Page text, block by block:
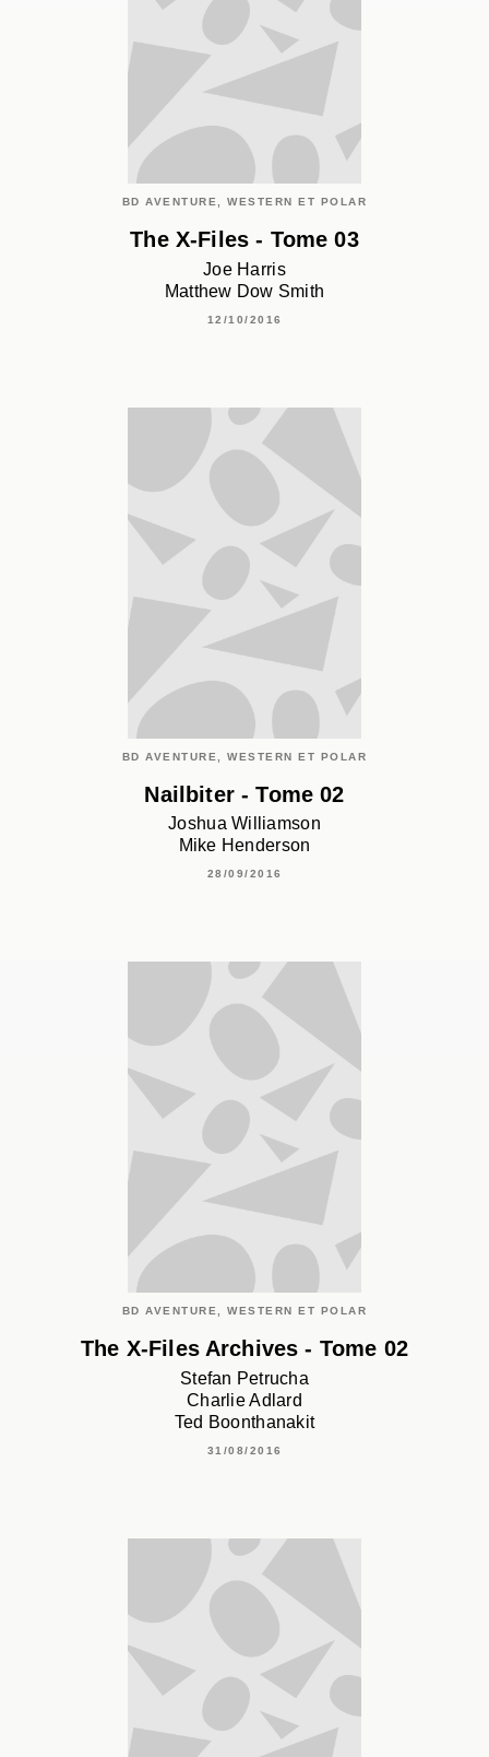
BD AVENTURE, WESTERN ET POLAR
The X-Files - Tome 03
Joe Harris
Matthew Dow Smith
12/10/2016
BD AVENTURE, WESTERN ET POLAR
Nailbiter - Tome 02
Joshua Williamson
Mike Henderson
28/09/2016
BD AVENTURE, WESTERN ET POLAR
The X-Files Archives - Tome 02
Stefan Petrucha
Charlie Adlard
Ted Boonthanakit
31/08/2016